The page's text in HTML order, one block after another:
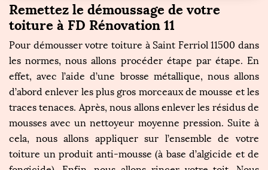
Remettez le démoussage de votre
toiture à FD Rénovation 11
Pour démousser votre toiture à Saint Ferriol 11500 dans
les normes, nous allons procéder étape par étape. En
effet, avec l’aide d’une brosse métallique, nous allons
d’abord enlever les plus gros morceaux de mousse et les
traces tenaces. Après, nous allons enlever les résidus de
mousses avec un nettoyeur moyenne pression. Suite à
cela, nous allons appliquer sur l’ensemble de votre
toiture un produit anti-mousse (à base d’algicide et de